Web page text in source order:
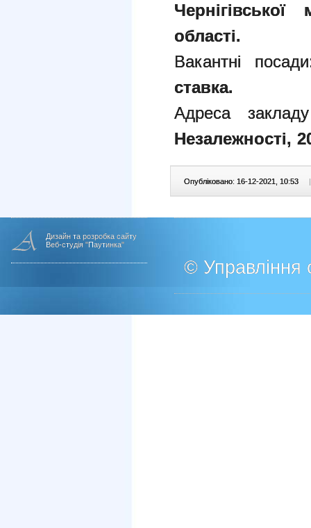
Чернігівської
області.
Вакантні
ставка.
Адреса
Незалежності,
Опубліковано: 16-12-2021, 10:53 |
Дизайн та розробка сайту
Веб-студія "Паутинка"
© Управління